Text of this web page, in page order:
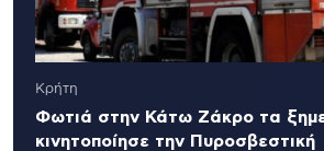
Κρήτη
Φωτιά στην Κάτω Ζάκρο τα
κινητοποίησε την Πυροσβεστική